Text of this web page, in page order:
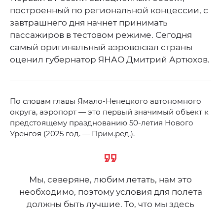
построенный по региональной концессии, с
завтрашнего дня начнет принимать
пассажиров в тестовом режиме. Сегодня
самый оригинальный аэровокзал страны
оценил губернатор ЯНАО Дмитрий Артюхов.
По словам главы Ямало-Ненецкого автономного
округа, аэропорт — это первый значимый объект к
предстоящему празднованию 50-летия Нового
Уренгоя (2025 год. — Прим.ред.).
Мы, северяне, любим летать, нам это
необходимо, поэтому условия для полета
должны быть лучшие. То, что мы здесь